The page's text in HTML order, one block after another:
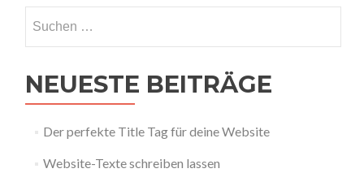
NEUESTE BEITRÄGE
Der perfekte Title Tag für deine Website
Website-Texte schreiben lassen